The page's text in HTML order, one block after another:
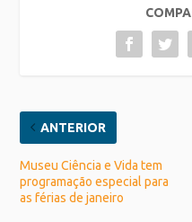
ANTERIOR
Museu Ciência e Vida tem
programação especial para
as férias de janeiro